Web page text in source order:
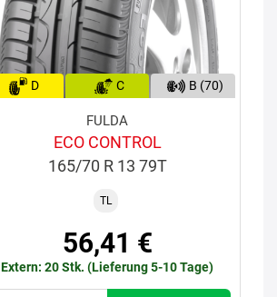
D C B (70)
FULDA
ECO CONTROL
165/70 R 13 79T
TL
56,41 €
Extern: 20 Stk. (Lieferung 5-10 Tage)